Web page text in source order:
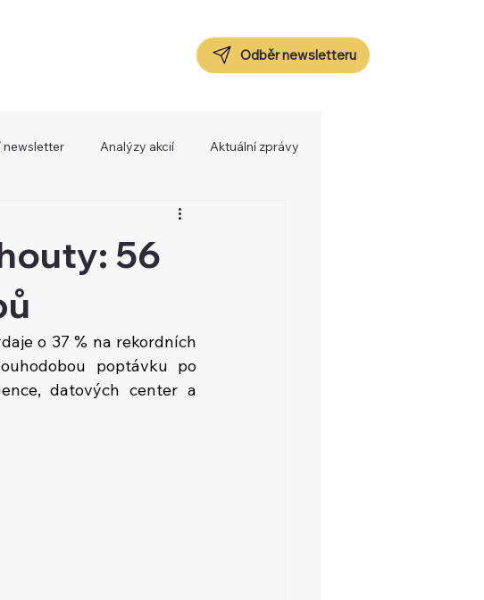
Odběr newsletteru
newsletter Analýzy akcií Aktuální zprávy
56
o 37 % na rekordních
poptávku po
datových center a